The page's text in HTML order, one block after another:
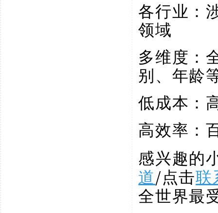
各行业：
领域
多维度：
别、年龄
低成本：
高效率：
感兴趣的
道/点击联
全世界最